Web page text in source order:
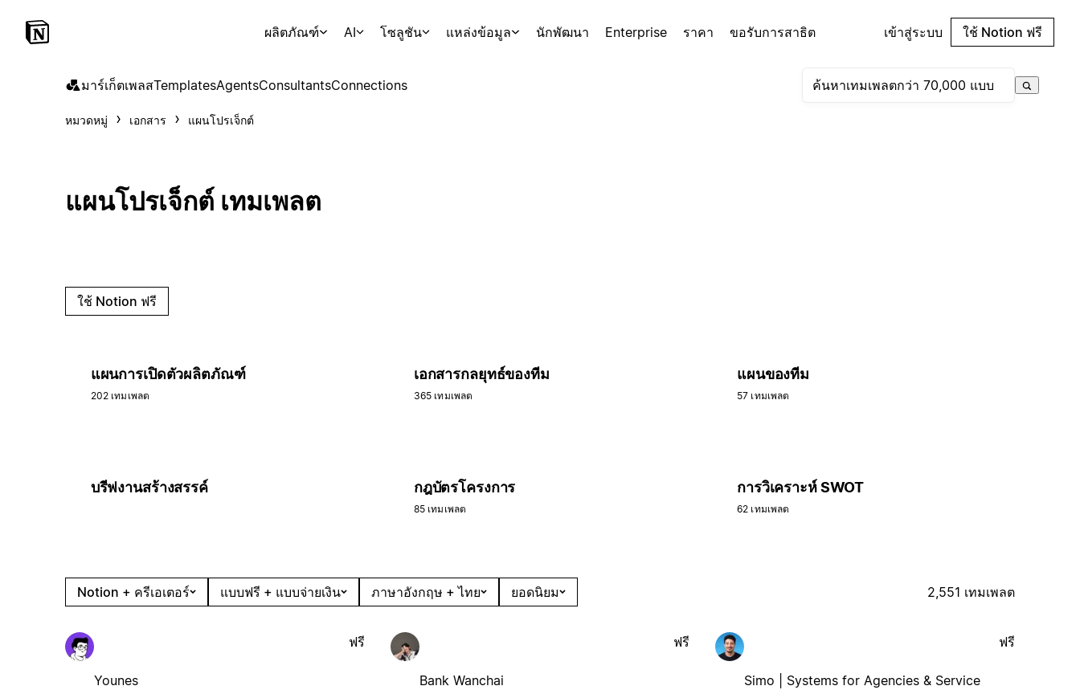
ผลิตภัณฑ์ AI โซลูชัน แหล่งข้อมูล นักพัฒนา Enterprise ราคา ขอรับการสาธิต เข้าสู่ระบบ ใช้ Notion ฟรี
มาร์เก็ตเพลสTemplatesAgentsConsultantsConnections
หมวดหมู่ เอกสาร แผนโปรเจ็กต์
แผนโปรเจ็กต์ เทมเพลต
ใช้ Notion ฟรี
แผนการเปิดตัวผลิตภัณฑ์
202 เทมเพลต
เอกสารกลยุทธ์ของทีม
365 เทมเพลต
แผนของทีม
57 เทมเพลต
บรีฟงานสร้างสรรค์ กฎบัตรโครงการ
85 เทมเพลต
การวิเคราะห์ SWOT
62 เทมเพลต
Notion + ครีเอเตอร์ แบบฟรี + แบบจ่ายเงิน ภาษาอังกฤษ + ไทย ยอดนิยม 2,551 เทมเพลต
Younes
ฟรี
Bank Wanchai
ฟรี
Simo | Systems for Agencies & Service
ฟรี